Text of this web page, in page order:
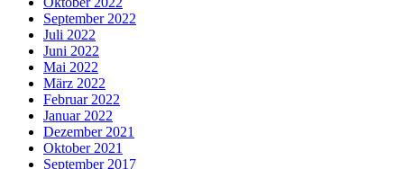
September 2022
Juli 2022
Juni 2022
Mai 2022
März 2022
Februar 2022
Januar 2022
Dezember 2021
Oktober 2021
September 2017